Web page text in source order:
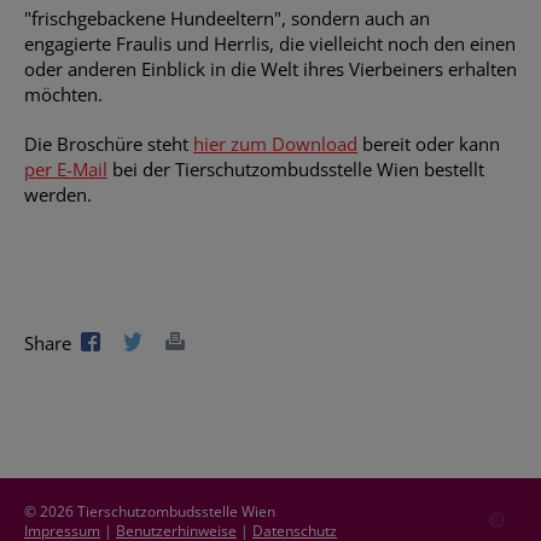
"frischgebackene Hundeeltern", sondern auch an
engagierte Fraulis und Herrlis, die vielleicht noch den einen
oder anderen Einblick in die Welt ihres Vierbeiners erhalten
möchten.
Die Broschüre steht hier zum Download bereit oder kann
per E-Mail bei der Tierschutzombudsstelle Wien bestellt
werden.
Share
© 2026 Tierschutzombudsstelle Wien
Impressum | Benutzerhinweise | Datenschutz